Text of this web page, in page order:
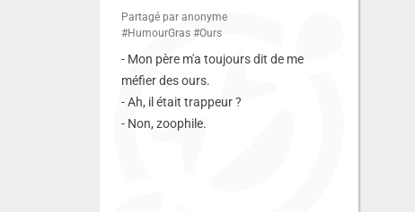
Partagé par anonyme
#HumourGras #Ours
- Mon père m'a toujours dit de me
méfier des ours.
- Ah, il était trappeur ?
- Non, zoophile.